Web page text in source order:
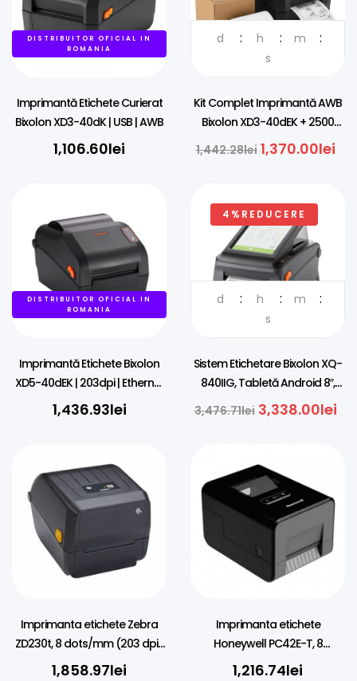
DISTRIBUITOR OFICIAL IN
ROMANIA
Imprimantă Etichete Curierat
Bixolon XD3-40dK | USB | AWB
1,106.60lei
DISTRIBUITOR OFICIAL IN
d h
m
s
Kit Complet Imprimantă AWB
Bixolon XD3-40dEK + 2500
Etichete Termice A6
1,442.28lei 1,370.00lei
DISTRIBUITOR OFICIAL IN
ROMANIA
Imprimantă Etichete Bixolon
XD5-40dEK | 203dpi | Ethernet
+ USB Host
1,436.93lei
4%REDUCERE
DISTRIBUITOR OFICIAL IN
d h
m
s
Sistem Etichetare Bixolon XQ-
840IIG, Tabletă Android 8″,
Imprimantă Termică
3,476.71lei 3,338.00lei
Imprimanta etichete Zebra
ZD230t, 8 dots/mm (203 dpi),
EPLII, ZPLII, USB, Ethernet, black
1,858.97lei
Imprimanta etichete
Honeywell PC42E-T, 8
dots/mm (203 dpi), USB,
1,216.74lei